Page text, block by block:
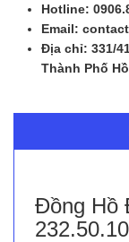
Hotline:
Email:
Địa chỉ: 331/
Thành Phố
Đồng Hồ